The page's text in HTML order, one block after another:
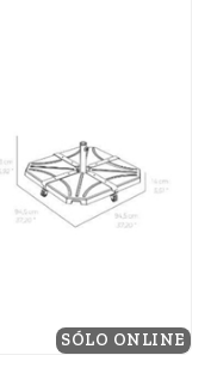
SÓLO ONLINE